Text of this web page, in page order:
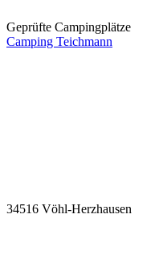
Geprüfte Campingplätze
Camping Teichmann
34516 Vöhl-Herzhausen